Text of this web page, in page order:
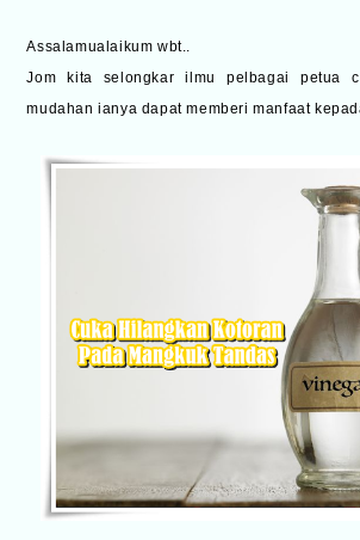
Assalamualaikum wbt..
Jom kita selongkar ilmu pelbagai petua
mudahan ianya dapat memberi manfaat